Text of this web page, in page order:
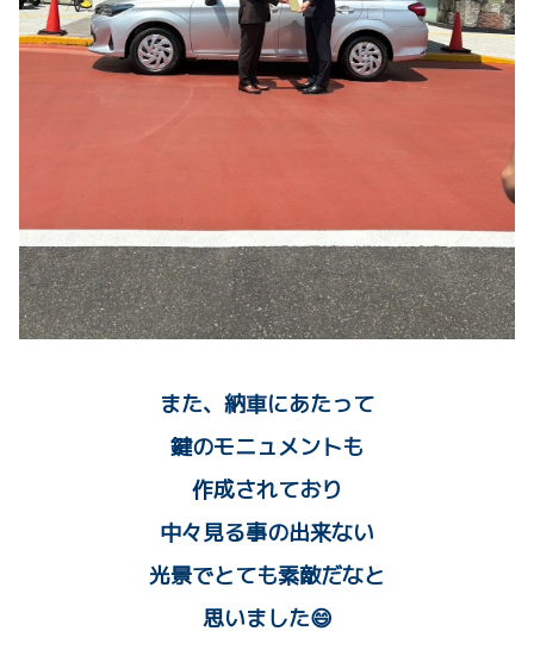
また、納車にあたって
鍵のモニュメントも
作成されており
中々見る事の出来ない
光景でとても素敵だなと
思いました😄